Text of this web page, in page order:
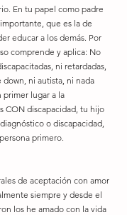
En tu papel como padre
que es la de
educar a los demás. Por
comprende y aplica: No
ni retardadas,
ni autista, ni nada
lugar a la
CON discapacidad, tu hijo
o discapacidad,
primero.
de aceptación con amor
siempre y desde el
los he amado con la vida